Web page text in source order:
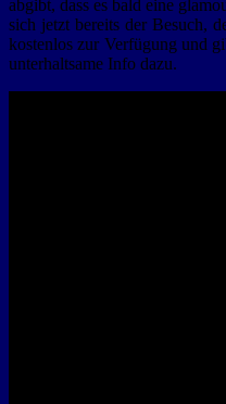
abgibt, dass es bald eine
sich jetzt bereits der Besuch,
kostenlos zur Verfügung und
unterhaltsame Info dazu.